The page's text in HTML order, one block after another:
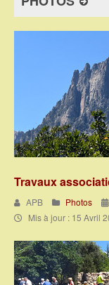
Travaux
APB Photos
Mis à jour : 15 Avril